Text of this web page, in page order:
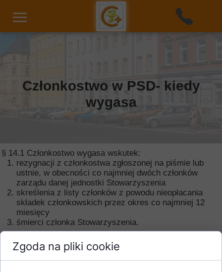
Członkostwo w PSD- kiedy
wygasa
§ 14.1 Członkostwo wygasa wskutek:
rezygnacji z członkostwa zgłoszonej na piśmie lub
ustnie, w obecności co najmniej dwóch członków
zarządu danej jednostki Stowarzyszenia
skreślenia z listy członków z powodu nieopłacania
składek członkowskich przez okres co najmniej 12
miesięcy
śmierci członka Stowarzyszenia.
< Starszy wpis Nowszy wpis >
Zgoda na pliki cookie